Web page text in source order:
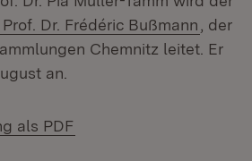
Extern:
Prof. Dr. Frédéric Bußmann
, der
Chemnitz leitet. Er
an.
als PDF